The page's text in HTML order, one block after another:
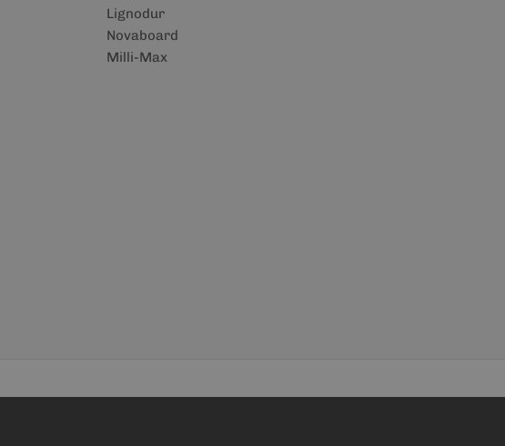
Lignodur
Novaboard
Milli-Max